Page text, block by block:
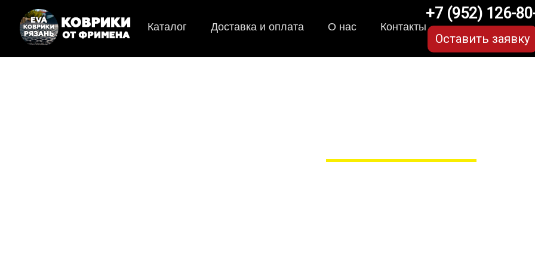
Каталог Доставка и оплата О нас Контакты
+7 (952) 126-
Оставить заявку